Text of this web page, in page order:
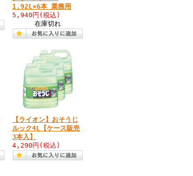
1.92L×6本 業務用
5,940円 (税込)
在庫切れ
【ライオン】おそうじ
ルック4L【ケース販売
3本入】
4,290円 (税込)